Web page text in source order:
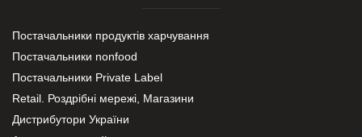
Постачальники продуктів харчування
Постачальники nonfood
Постачальники Private Label
Retail. Роздрібні мережі, Магазини
Дистрибутори України